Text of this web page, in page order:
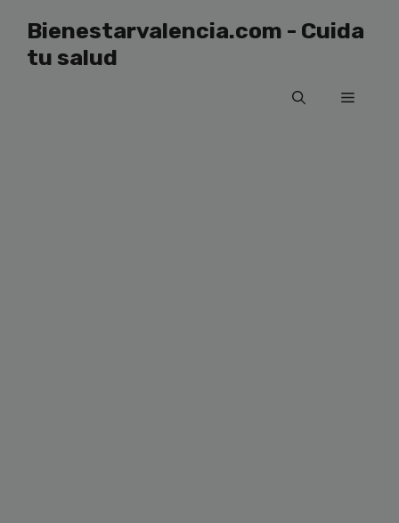
contenido
Bienestarvalencia.com - Cuida
tu salud
Menú